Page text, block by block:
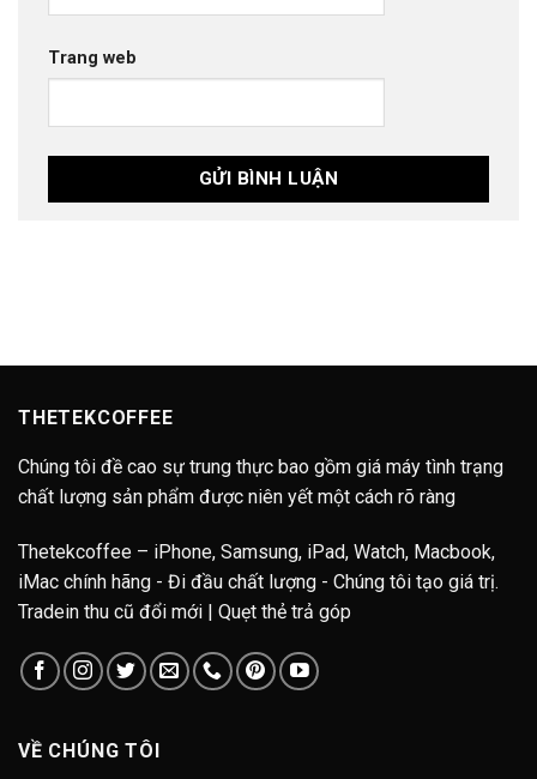
Trang web
THETEKCOFFEE
Chúng tôi đề cao sự trung thực bao gồm giá máy tình trạng
chất lượng sản phẩm được niên yết một cách rõ ràng
Thetekcoffee – iPhone, Samsung, iPad, Watch, Macbook,
iMac chính hãng - Đi đầu chất lượng - Chúng tôi tạo giá trị.
Tradein thu cũ đổi mới | Quẹt thẻ trả góp
VỀ CHÚNG TÔI